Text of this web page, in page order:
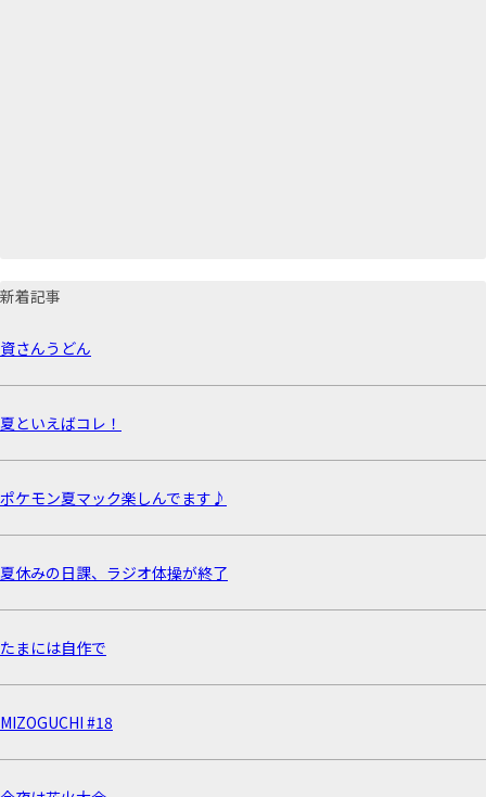
新着記事
資さんうどん
夏といえばコレ！
ポケモン夏マック楽しんでます♪
夏休みの日課、ラジオ体操が終了
たまには自作で
MIZOGUCHI #18